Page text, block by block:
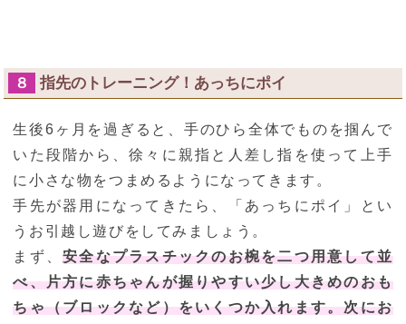
８ 指先のトレーニング！あっちにポイ
生後6ヶ月を過ぎると、手のひら全体でものを掴んで
いた段階から、徐々に親指と人差し指を使って上手
に小さな物をつまめるようになってきます。
手先が器用になってきたら、「あっちにポイ」とい
うお引越し遊びをしてみましょう。
まず、安全なプラスチックのお椀を二つ用意して並
べ、片方に赤ちゃんが握りやすい少し大きめのおも
ちゃ（ブロックなど）をいくつか入れます。次にお